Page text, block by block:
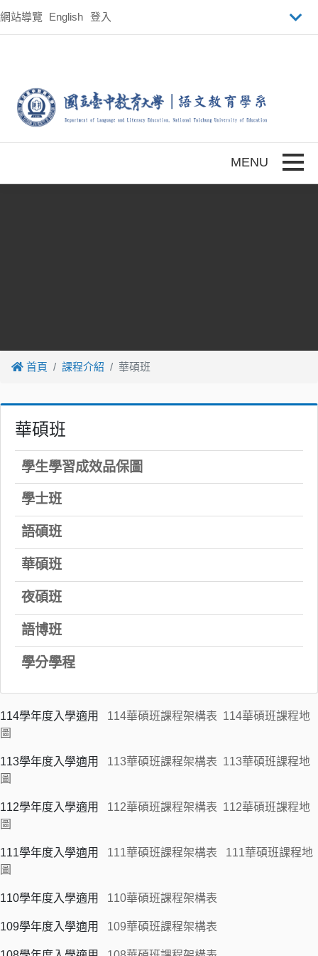
網站導覽 English 登入
首頁 課程介紹 華碩班
華碩班
學生學習成效品保圖
學士班
語碩班
華碩班
夜碩班
語博班
學分學程
114學年度入學適用 114華碩班課程架構表 114華碩班課程地
圖
113學年度入學適用 113華碩班課程架構表 113華碩班課程地
圖
112學年度入學適用 112華碩班課程架構表 112華碩班課程地
圖
111學年度入學適用 111華碩班課程架構表
111華碩班課程地
圖
110學年度入學適用 110華碩班課程架構表
109學年度入學適用 109華碩班課程架構表